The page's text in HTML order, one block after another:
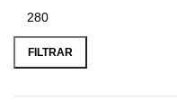
FILTRAR